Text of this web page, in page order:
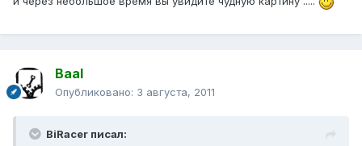
Baal
Опубликовано: 3 августа, 2011
BiRacer писал: